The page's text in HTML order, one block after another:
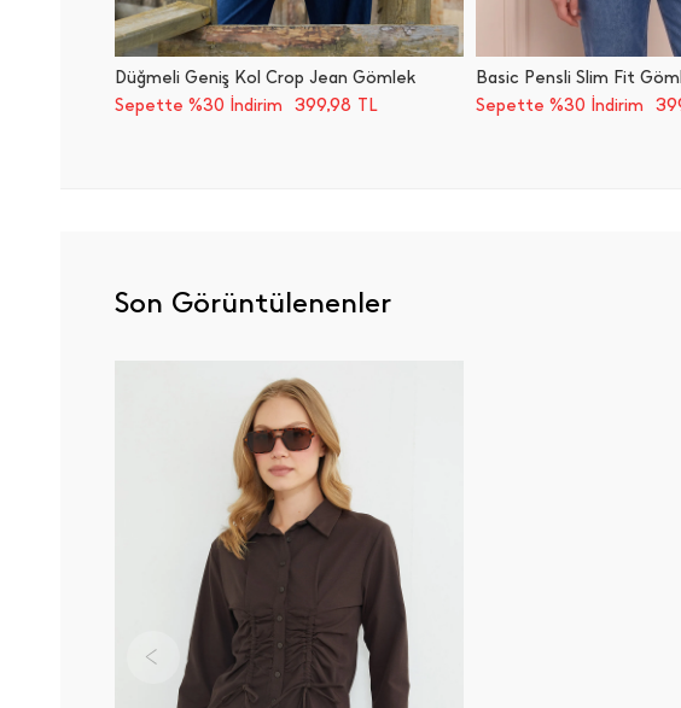
Düğmeli Geniş Kol Crop Jean Gömlek
Sepette %30 İndirim
399,98 TL
Basic Pensli Slim Fit
Sepette %30 İndirim
Son Görüntülenenler